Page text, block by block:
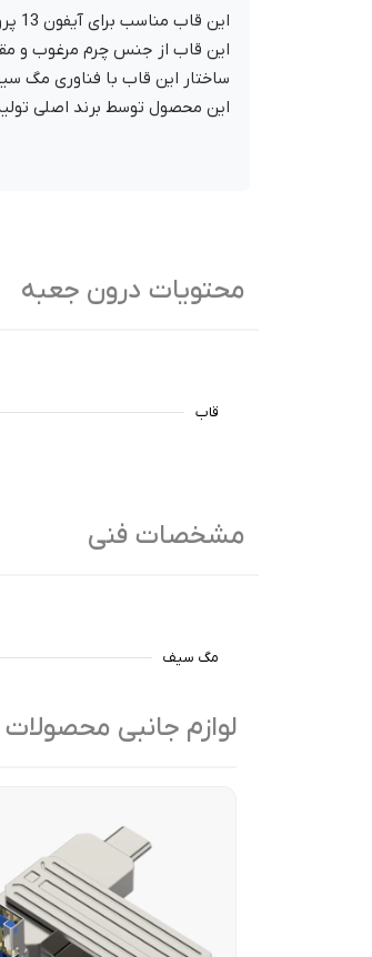
این قاب مناسب برای آیفون 13 پرو می باشد.
این قاب از جنس چرم مرغوب و
ساختار این قاب با فناوری مگ
این محصول توسط برند اصلی
محتویات درون جعبه
قاب
مشخصات فنی
مگ سیف
لوازم جانبی